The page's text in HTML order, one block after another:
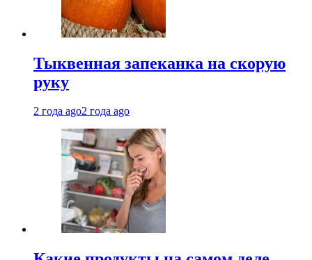
Тыквенная запеканка на скорую
руку
2 года ago2 года ago